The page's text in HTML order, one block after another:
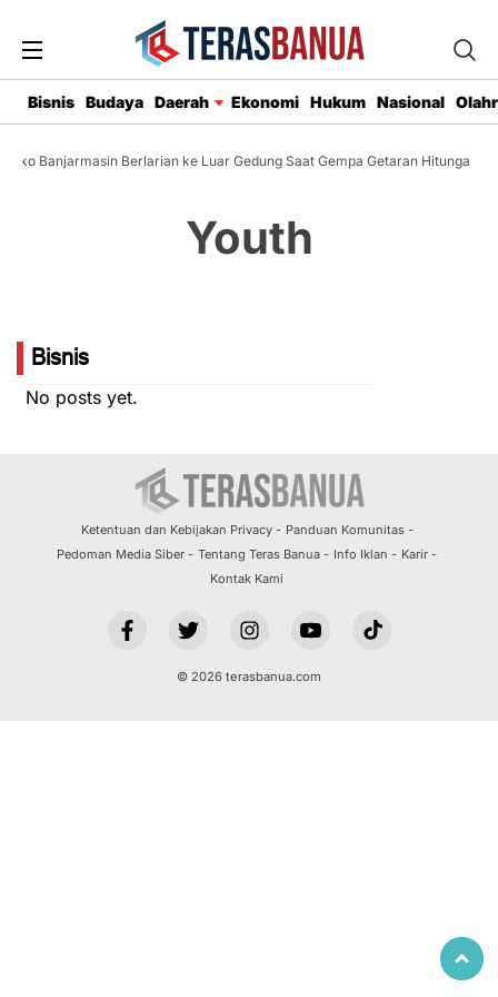
Bisnis Budaya Daerah Ekonomi Hukum Nasional
Banjarmasin Berlarian ke Luar Gedung Saat Gempa Getaran Hitungan
Youth
Bisnis
No posts yet.
Ketentuan dan Kebijakan Privacy
Panduan Komunitas
Pedoman Media Siber
Tentang Teras Banua Info Iklan
Karir
Kontak Kami
© 2026 terasbanua.com